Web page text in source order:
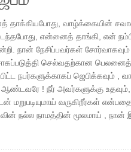
​​வாழ்க்கையின்
​​என்னைத் தாங்கி, என்
நான் நேசிப்பவர்கள்
செல்வதற்கான பெலனைத்
நபர்களுக்காகப் ஜெபிக்கவும்
! நீர் அவர்களுக்கு
மறுபடியுமாய் வருகிறீர்கள்
நல்ல நாமத்தின் மூலமாய் ,